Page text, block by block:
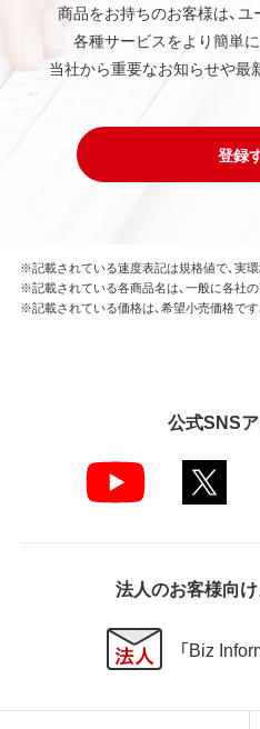
商品をお持ちのお客様は、
各種サービスをより簡単
当社から重要なお知らせや最
登録
※記載されている速度表記は規格値で、実
※記載されている各商品名は、一般に各社
※記載されている価格は、希望小売価格です
公式SNS
法人のお客様向
「Biz